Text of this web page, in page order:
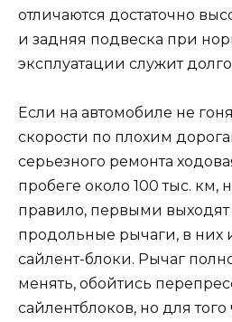
отличаются достаточно
и задняя подвеска при
эксплуатации служит
Если на автомобиле не
скорости по плохим
серьезного ремонта
пробеге около 100 тыс. км,
правило, первыми выходят
продольные рычаги, в них
сайлент-блоки. Рычаг
менять, обойтись
сайлентблоков, но для